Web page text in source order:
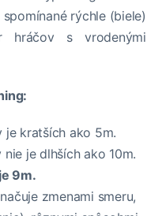
rýchle (biele)
hráčov s vrodenými
kratších ako 5m.
je dlhších ako 10m.
9m.
zmenami smeru,